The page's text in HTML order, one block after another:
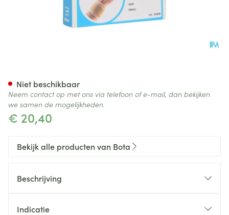
€ 20,40
Niet beschikbaar
Neem contact op met ons via telefoon of e-mail, dan bekijken
we samen de mogelijkheden.
Bekijk alle producten van Bota
Beschrijving
Indicatie